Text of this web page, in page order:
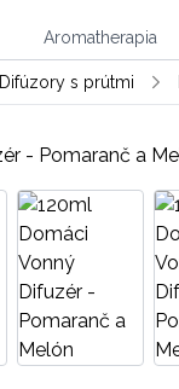
Aromatherapia
Difúzory s prútmi